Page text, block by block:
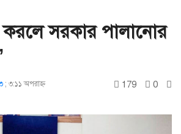
করলে সরকার পালানোর
; ৩:১১ অপরাহ্ণ 179 0